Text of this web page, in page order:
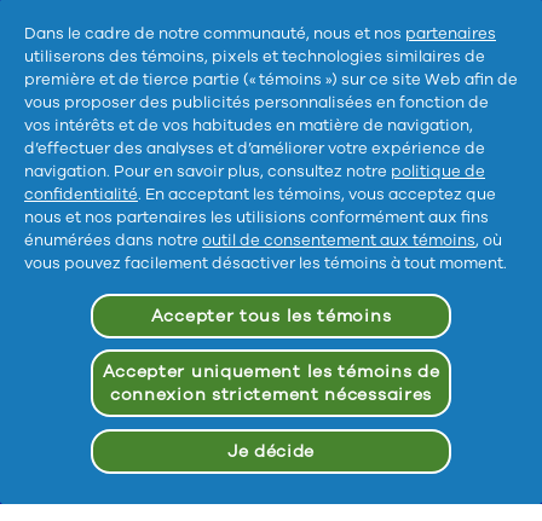
Ne pas vendre ou partager mes informations
personnelles/Me désinscrire de la publicité ciblée
Pour les ingrédients et plus d'infos, sélectionne
un produit.
AVIS : Nous pouvons vendre tes données personnelles
sensibles.
©2026Procter & Gamble
Dans le cadre de notre communauté, nous et nos partenaires
utiliserons des témoins, pixels et technologies similaires de
première et de tierce partie (« témoins ») sur ce site Web afin de
vous proposer des publicités personnalisées en fonction de
vos intérêts et de vos habitudes en matière de navigation,
d’effectuer des analyses et d’améliorer votre expérience de
navigation. Pour en savoir plus, consultez notre politique de
confidentialité. En acceptant les témoins, vous acceptez que
nous et nos partenaires les utilisions conformément aux fins
énumérées dans notre outil de consentement aux témoins, où
vous pouvez facilement désactiver les témoins à tout moment.
Accepter tous les témoins
Accepter uniquement les témoins de
connexion strictement nécessaires
Je décide